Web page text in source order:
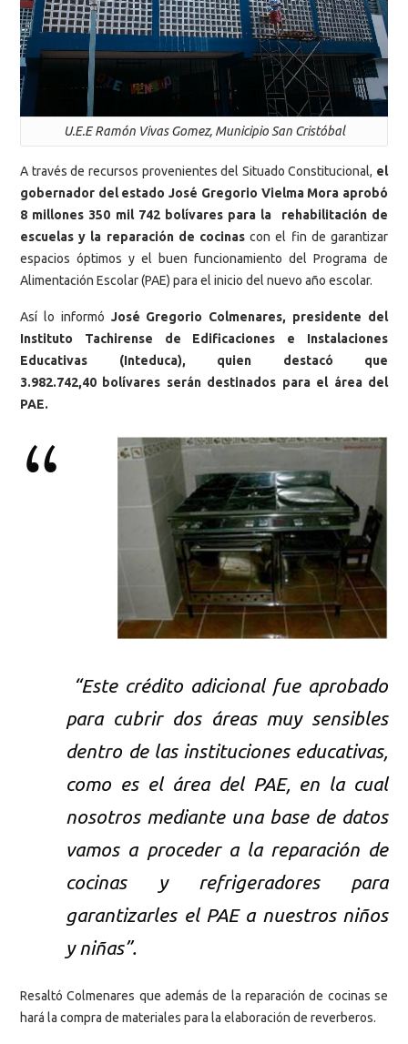
U.E.E Ramón Vivas Gomez, Municipio San Cristóbal
A través de recursos provenientes del Situado Constitucional, el
gobernador del estado José Gregorio Vielma Mora aprobó
8 millones 350 mil 742 bolívares para la rehabilitación de
escuelas y la reparación de cocinas con el fin de garantizar
espacios óptimos y el buen funcionamiento del Programa de
Alimentación Escolar (PAE) para el inicio del nuevo año escolar.
Así lo informó José Gregorio Colmenares, presidente del
Instituto Tachirense de Edificaciones e Instalaciones
Educativas (Inteduca), quien destacó que
3.982.742,40 bolívares serán destinados para el área del
PAE.
“Este crédito adicional fue aprobado
para cubrir dos áreas muy sensibles
dentro de las instituciones educativas,
como es el área del PAE, en la cual
nosotros mediante una base de datos
vamos a proceder a la reparación de
cocinas y refrigeradores para
garantizarles el PAE a nuestros niños
y niñas”.
Resaltó Colmenares que además de la reparación de cocinas se
hará la compra de materiales para la elaboración de reverberos.